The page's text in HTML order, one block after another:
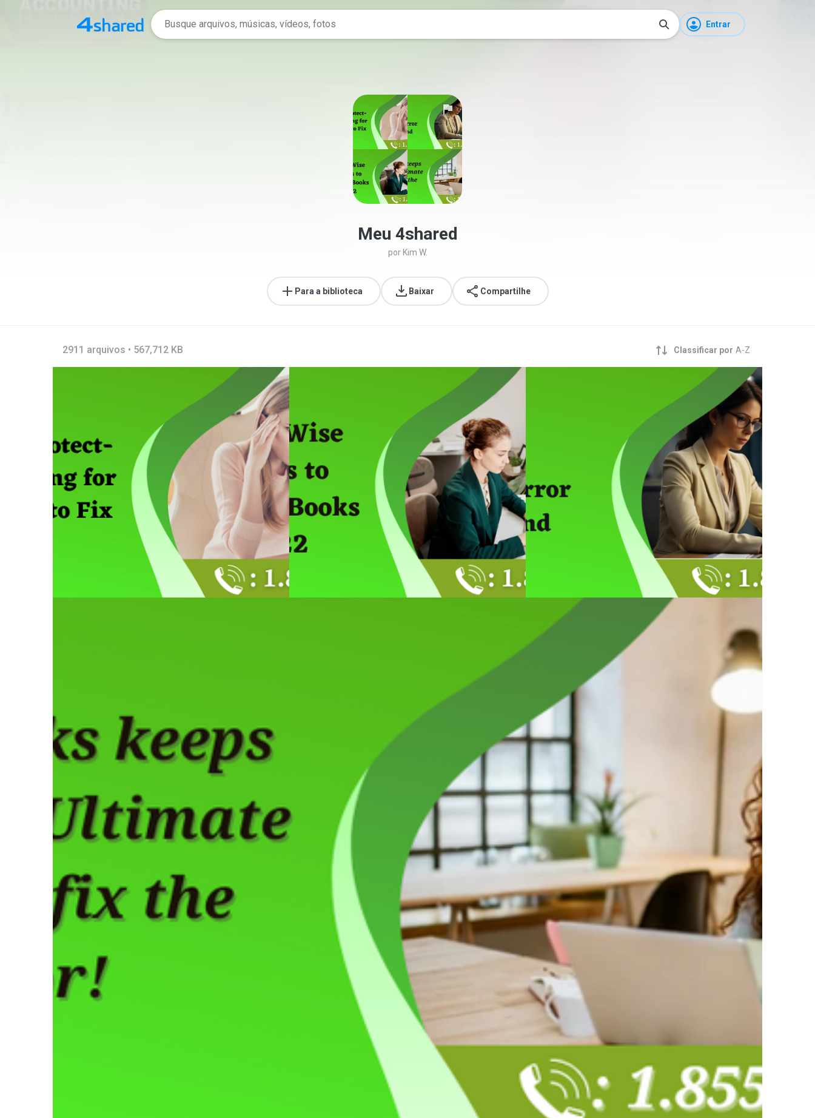
Entrar
Meu 4shared
por Kim W.
Para a biblioteca Baixar Compartilhe
2911 arquivos • 567,712 KB Classificar por A-Z